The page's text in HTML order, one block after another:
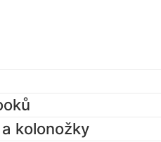
kolonožky